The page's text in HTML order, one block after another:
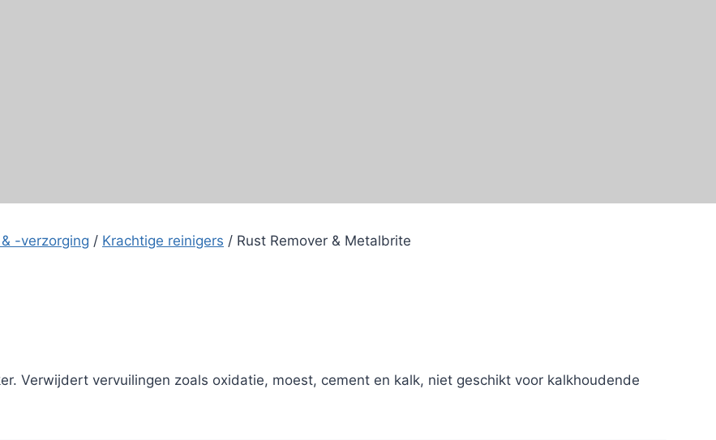
-verzorging / Krachtige reinigers / Rust Remover & Metalbrite
Verwijdert vervuilingen zoals oxidatie, moest, cement en kalk, niet geschikt voor kalkhoudende